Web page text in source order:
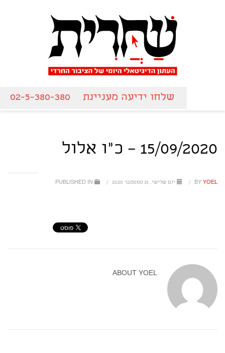
שלחו ידיעה מעניינת 02-5-380-380
15/09/2020 – כ"ו אלול
BY YOEL
/ יום שלישי, 15 ספטמבר 2020 /
ABOUT YOEL